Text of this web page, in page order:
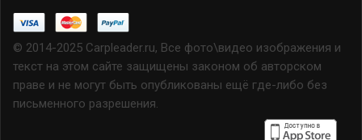
© 2014-2025 Carpleader.ru, Все фото\видео изображения и
текст на этом сайте защищены законом об авторском
праве и не могут быть опубликованы ещё где-либо без
письменного разрешения.